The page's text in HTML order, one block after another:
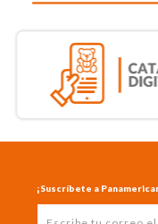
¡Suscríbete a